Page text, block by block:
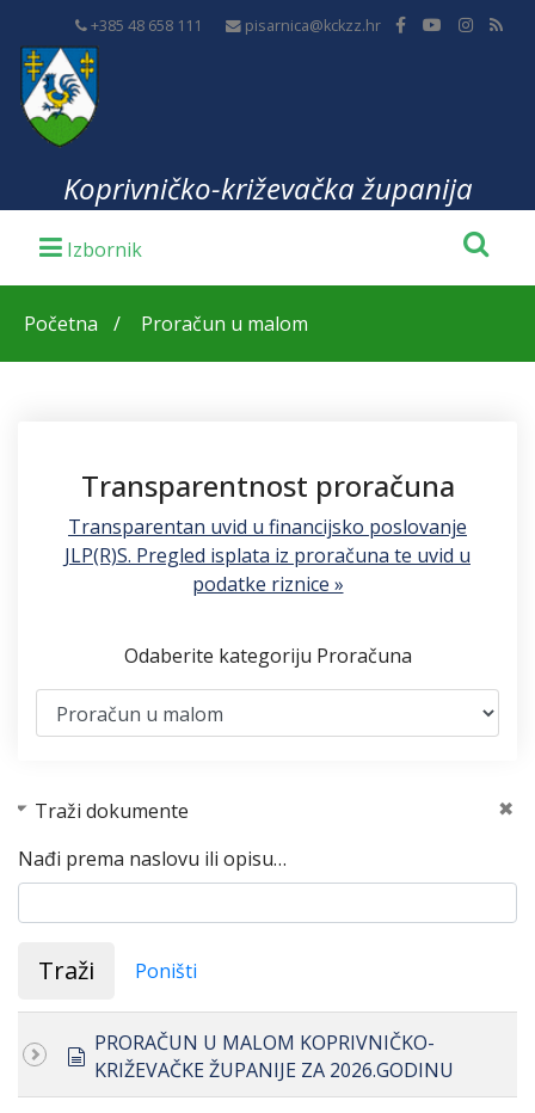
+385 48 658 111 pisarnica@kckzz.hr
Koprivničko-križevačka županija
Početna Proračun u malom
Transparentnost proračuna
Transparentan uvid u financijsko poslovanje
JLP(R)S. Pregled isplata iz proračuna te uvid u
podatke riznice »
Odaberite kategoriju Proračuna
Traži dokumente
Nađi prema naslovu ili opisu…
Traži Poništi
document
PRORAČUN U MALOM KOPRIVNIČKO-
KRIŽEVAČKE ŽUPANIJE ZA 2026.GODINU